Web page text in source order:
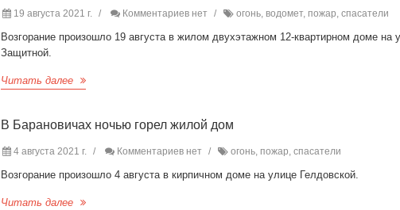
19 августа 2021 г. Комментариев нет огонь, водомет, пожар, спасатели
Возгорание произошло 19 августа в жилом двухэтажном 12-квартирном доме на
Защитной.
Читать далее
В Барановичах ночью горел жилой дом
4 августа 2021 г. Комментариев нет огонь, пожар, спасатели
Возгорание произошло 4 августа в кирпичном доме на улице Гелдовской.
Читать далее